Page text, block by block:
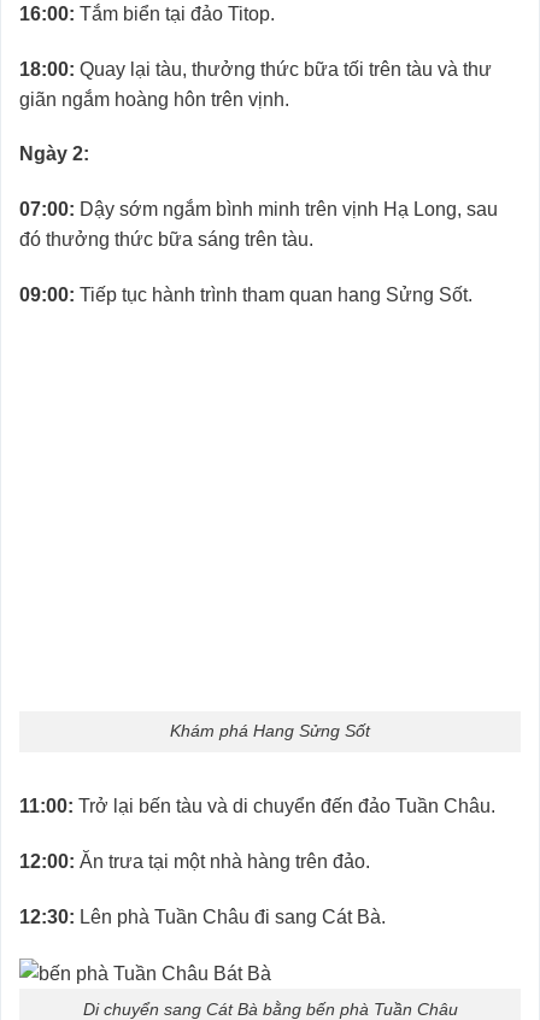
16:00: Tắm biển tại đảo Titop.
18:00: Quay lại tàu, thưởng thức bữa tối trên tàu và thư
giãn ngắm hoàng hôn trên vịnh.
Ngày 2:
07:00: Dậy sớm ngắm bình minh trên vịnh Hạ Long, sau
đó thưởng thức bữa sáng trên tàu.
09:00: Tiếp tục hành trình tham quan hang Sửng Sốt.
Khám phá Hang Sửng Sốt
11:00: Trở lại bến tàu và di chuyển đến đảo Tuần Châu.
12:00: Ăn trưa tại một nhà hàng trên đảo.
12:30: Lên phà Tuần Châu đi sang Cát Bà.
Di chuyển sang Cát Bà bằng bến phà Tuần Châu